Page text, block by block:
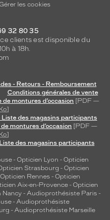
les cookies
32 80 35
clients est disponible du
à 18h.
- Retours - Remboursement
Conditions générales de vente
montures d’occasion [PDF —
]
Liste des magasins participants
montures d’occasion [PDF —
]
des magasins participants
- Opticien Lyon - Opticien
Strasbourg - Opticien
Opticien Rennes - Opticien
Aix-en-Provence - Opticien
Nancy - Audioprothésiste Paris -
- Audioprothésiste
- Audioprothésiste Marseille